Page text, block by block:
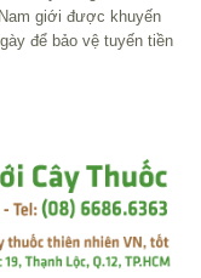
giới được khuyến
để bảo vệ tuyến tiền